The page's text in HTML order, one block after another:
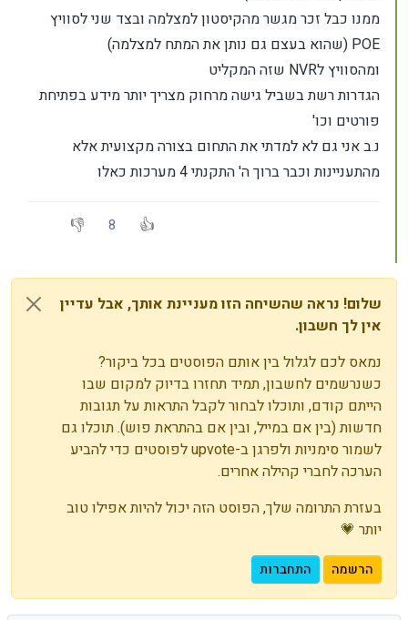
ממנו כבל זכר מגשר מהקיסטון למצלמה ובצד שני לסוויץ
POE (שהוא בעצם גם נותן את המתח למצלמה)
ומהסוויץ לNVR שזה המקליט
הגדרות רשת בשביל גישה מרחוק מצריך יותר מידע בפתיחת
פורטים וכו'
נ.ב אני גם לא למדתי את התחום בצורה מקצועית אלא
מהתעניינות וכבר ברוך ה' התקנתי 4 מערכות כאלו
8
שלום! נראה שהשיחה הזו מעניינת אותך, אבל עדיין
אין לך חשבון.
נמאס לכם לגלול בין אותם הפוסטים בכל ביקור?
כשנרשמים לחשבון, תמיד תחזרו בדיוק למקום שבו
הייתם קודם, ותוכלו לבחור לקבל התראות על תגובות
חדשות (בין אם במייל, ובין אם בהתראת פוש). תוכלו גם
לשמור סימניות ולפרגן ב-upvote לפוסטים כדי להביע
הערכה לחברי קהילה אחרים.
בעזרת התרומה שלך, הפוסט הזה יכול להיות אפילו טוב
יותר 💗
הרשמה התחברות